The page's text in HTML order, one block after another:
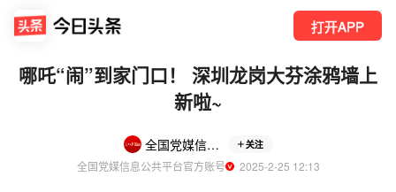
打开APP
哪吒“闹”到家门口！ 深圳龙岗大芬涂鸦墙上
新啦~
全国党媒信息公共平台 关注
全国党媒信息公共平台官方账号
  2025-2-25 12:13